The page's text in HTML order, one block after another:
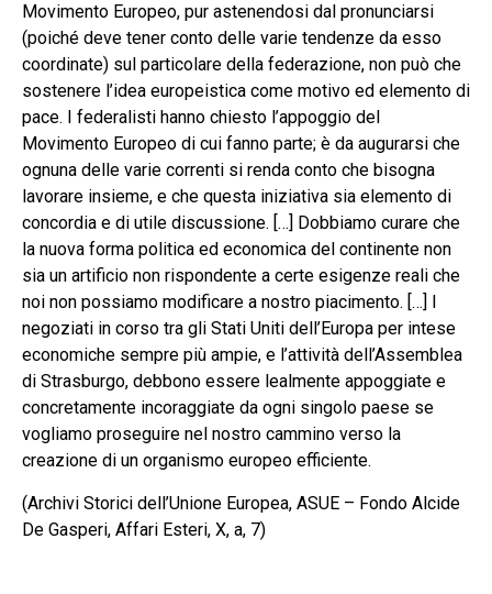
Movimento Europeo, pur astenendosi dal pronunciarsi
(poiché deve tener conto delle varie tendenze da esso
coordinate) sul particolare della federazione, non può che
sostenere l’idea europeistica come motivo ed elemento di
pace. I federalisti hanno chiesto l’appoggio del
Movimento Europeo di cui fanno parte; è da augurarsi che
ognuna delle varie correnti si renda conto che bisogna
lavorare insieme, e che questa iniziativa sia elemento di
concordia e di utile discussione. […] Dobbiamo curare che
la nuova forma politica ed economica del continente non
sia un artificio non rispondente a certe esigenze reali che
noi non possiamo modificare a nostro piacimento. […] I
negoziati in corso tra gli Stati Uniti dell’Europa per intese
economiche sempre più ampie, e l’attività dell’Assemblea
di Strasburgo, debbono essere lealmente appoggiate e
concretamente incoraggiate da ogni singolo paese se
vogliamo proseguire nel nostro cammino verso la
creazione di un organismo europeo efficiente.
(Archivi Storici dell’Unione Europea, ASUE – Fondo Alcide
De Gasperi, Affari Esteri, X, a, 7)